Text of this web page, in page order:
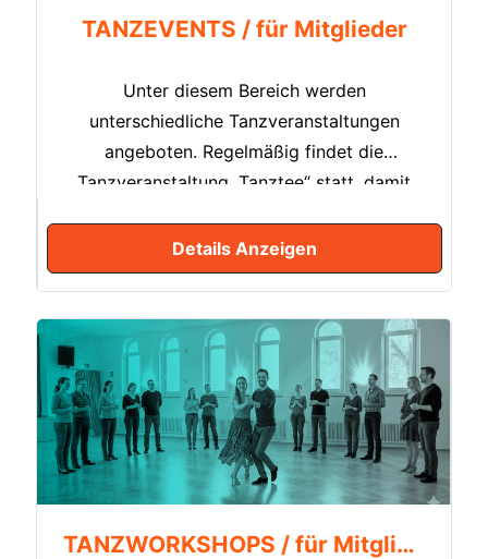
TANZEVENTS / für Mitglieder
Unter diesem Bereich werden
unterschiedliche Tanzveranstaltungen
angeboten. Regelmäßig findet die
Tanzveranstaltung „Tanztee“ statt, damit
Tanztraining wiederholt und gefestigt
werden können. Darüber hinaus gibt es
Tanzveranstaltungen wie den Tanz in den
Mai, das Sommerfest, das Herbstfest, den
Adventstanztee und den festlichen
Jahresball.
Details Anzeigen
TANZWORKSHOPS / für Mitglieder